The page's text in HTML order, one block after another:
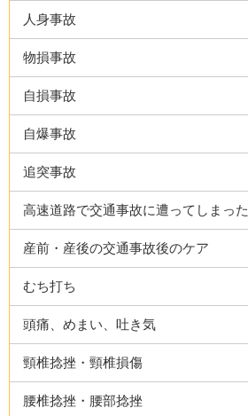
人身事故
物損事故
自損事故
自爆事故
追突事故
高速道路で交通事故に遭ってしまった
産前・産後の交通事故後のケア
むち打ち
頭痛、めまい、吐き気
頸椎捻挫・頸椎損傷
腰椎捻挫・腰部捻挫